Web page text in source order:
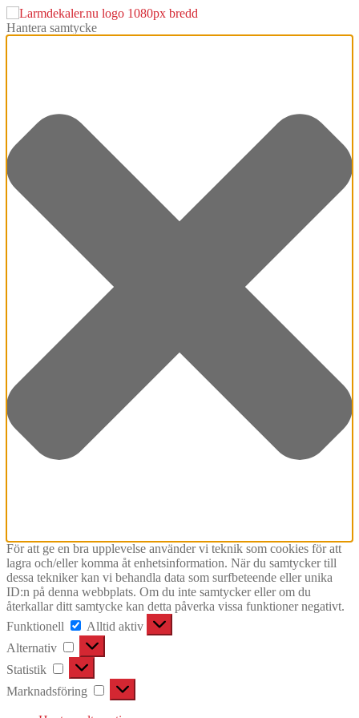
Hantera samtycke
För att ge en bra upplevelse använder vi teknik som cookies för att
lagra och/eller komma åt enhetsinformation. När du samtycker till
dessa tekniker kan vi behandla data som surfbeteende eller unika
ID:n på denna webbplats. Om du inte samtycker eller om du
återkallar ditt samtycke kan detta påverka vissa funktioner negativt.
Funktionell
Funktionell
Alltid aktiv
Alternativ
Alternativ
Statistik Statistik
Marknadsföring Marknadsföring